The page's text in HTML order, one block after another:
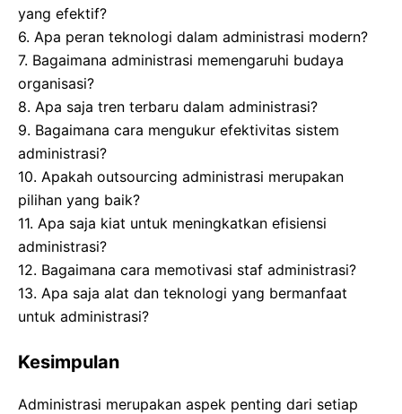
yang efektif?
6. Apa peran teknologi dalam administrasi modern?
7. Bagaimana administrasi memengaruhi budaya
organisasi?
8. Apa saja tren terbaru dalam administrasi?
9. Bagaimana cara mengukur efektivitas sistem
administrasi?
10. Apakah outsourcing administrasi merupakan
pilihan yang baik?
11. Apa saja kiat untuk meningkatkan efisiensi
administrasi?
12. Bagaimana cara memotivasi staf administrasi?
13. Apa saja alat dan teknologi yang bermanfaat
untuk administrasi?
Kesimpulan
Administrasi merupakan aspek penting dari setiap